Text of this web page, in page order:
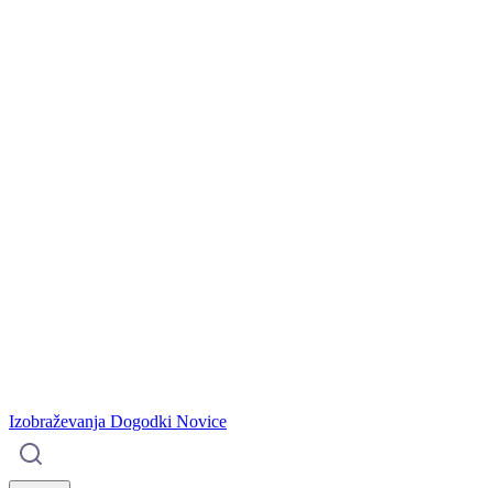
Izobraževanja Dogodki Novice